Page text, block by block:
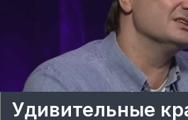
Удивительные